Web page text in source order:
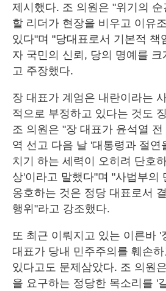
제시했다. 조 의원은 "위기의
할 리더가 현장을 비우고 이유
있다"며 "당대표로서 기본적 책
자 국민의 신뢰, 당의 명예를
고 주장했다.
장 대표가 계엄은 내란이라는
적으로 부정하고 있다는 것도
조 의원은 "장 대표가 윤석열
역 선고 다음 날 '대통령과 절연
치기 하는 세력이 오히려 단호
상'이라고 말했다"며 "사법부의
옹호하는 것은 정당 대표로서
행위"라고 강조했다.
또 최근 이뤄지고 있는 이른바 '
대표가 당내 민주주의를 훼손
있다고도 문제삼았다. 조 의원
을 요구하는 정당한 목소리를 '